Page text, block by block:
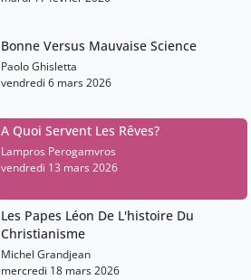
Bonne Versus Mauvaise Science
Paolo Ghisletta
vendredi 6 mars 2026
A Quoi Servent Les Rêves?
Lampros Perogamvros
vendredi 13 mars 2026
Les Papes Léon De L'histoire Du
Christianisme
Michel Grandjean
mercredi 18 mars 2026